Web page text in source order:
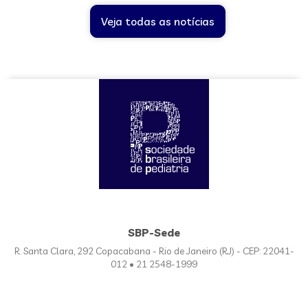
Veja todas as notícias
SBP-Sede
R. Santa Clara, 292 Copacabana - Rio de Janeiro (RJ) - CEP: 22041-
012 • 21 2548-1999